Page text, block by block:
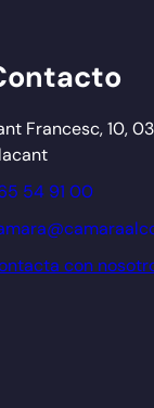
Francesc, 10,
54 91 00
con